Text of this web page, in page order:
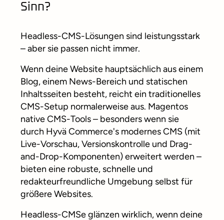
Sinn?
Headless-CMS-Lösungen sind leistungsstark
– aber sie passen nicht immer.
Wenn deine Website hauptsächlich aus einem
Blog, einem News-Bereich und statischen
Inhaltsseiten besteht, reicht ein traditionelles
CMS-Setup normalerweise aus. Magentos
native CMS-Tools – besonders wenn sie
durch Hyvä Commerce's modernes CMS (mit
Live-Vorschau, Versionskontrolle und Drag-
and-Drop-Komponenten) erweitert werden –
bieten eine robuste, schnelle und
redakteurfreundliche Umgebung selbst für
größere Websites.
Headless-CMSe glänzen wirklich, wenn deine